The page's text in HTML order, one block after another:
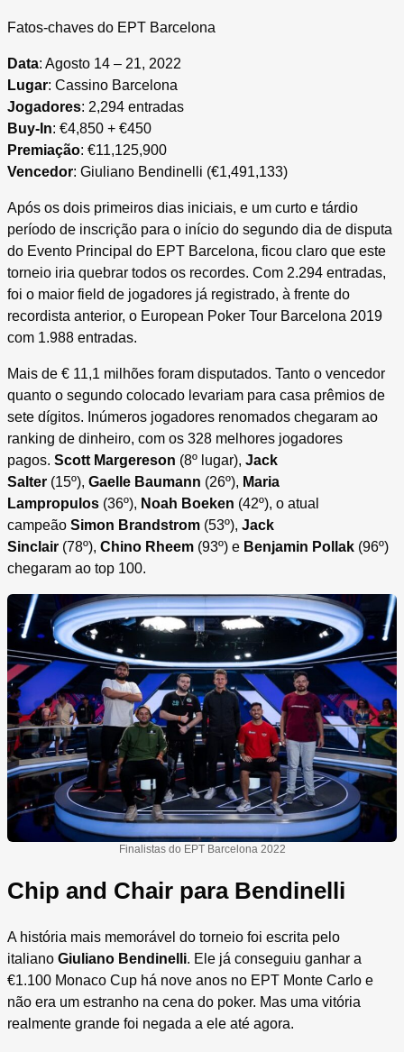
Fatos-chaves do EPT Barcelona
Data: Agosto 14 – 21, 2022
Lugar: Cassino Barcelona
Jogadores: 2,294 entradas
Buy-In: €4,850 + €450
Premiação: €11,125,900
Vencedor: Giuliano Bendinelli (€1,491,133)
Após os dois primeiros dias iniciais, e um curto e tárdio
período de inscrição para o início do segundo dia de disputa
do Evento Principal do EPT Barcelona, ficou claro que este
torneio iria quebrar todos os recordes. Com 2.294 entradas,
foi o maior field de jogadores já registrado, à frente do
recordista anterior, o European Poker Tour Barcelona 2019
com 1.988 entradas.
Mais de € 11,1 milhões foram disputados. Tanto o vencedor
quanto o segundo colocado levariam para casa prêmios de
sete dígitos. Inúmeros jogadores renomados chegaram ao
ranking de dinheiro, com os 328 melhores jogadores
pagos. Scott Margereson (8º lugar), Jack
Salter (15º), Gaelle Baumann (26º), Maria
Lampropulos (36º), Noah Boeken (42º), o atual
campeão Simon Brandstrom (53º), Jack
Sinclair (78º), Chino Rheem (93º) e Benjamin Pollak (96º)
chegaram ao top 100.
Finalistas do EPT Barcelona 2022
Chip and Chair para Bendinelli
A história mais memorável do torneio foi escrita pelo
italiano Giuliano Bendinelli. Ele já conseguiu ganhar a
€1.100 Monaco Cup há nove anos no EPT Monte Carlo e
não era um estranho na cena do poker. Mas uma vitória
realmente grande foi negada a ele até agora.